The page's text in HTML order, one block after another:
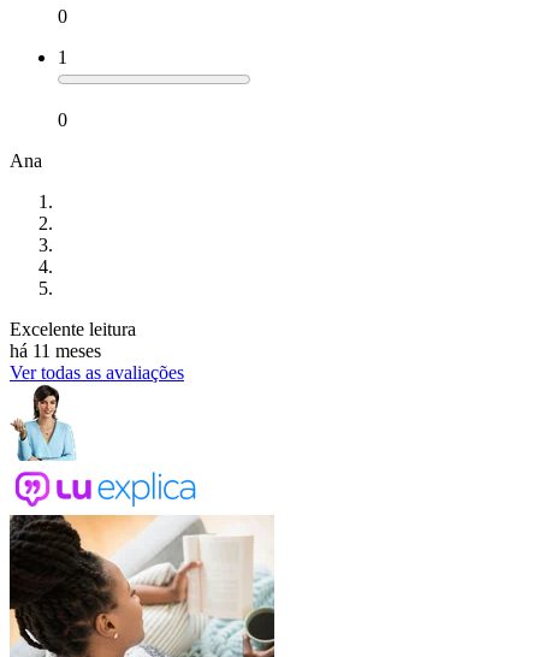
0
1
0
Ana
Excelente leitura
há 11 meses
Ver todas as avaliações